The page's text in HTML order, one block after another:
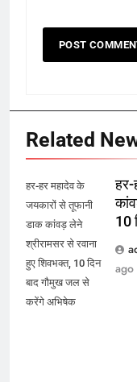
Related
हर-हर महादेव के
जयकारों से तूफानी
डाक कांवड़ लेने
श्रीरामसर से रवाना
हुए शिवभक्त, 10 दिन
बाद गौमुख जल से
करेंगे अभिषेक
हर-
10
ago